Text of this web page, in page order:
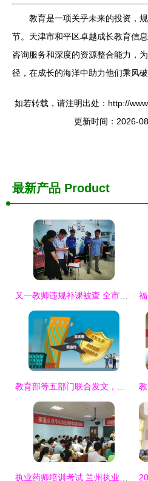
教育是一项关乎未来的投资，
节。天津市和平区卓越成长教育信
咨询服务和深度的资源整合能力，
径，在成长的海洋中助力他们乘风
如若转载，请注明出处：http://
更新时间：2026-
最新产品 Product